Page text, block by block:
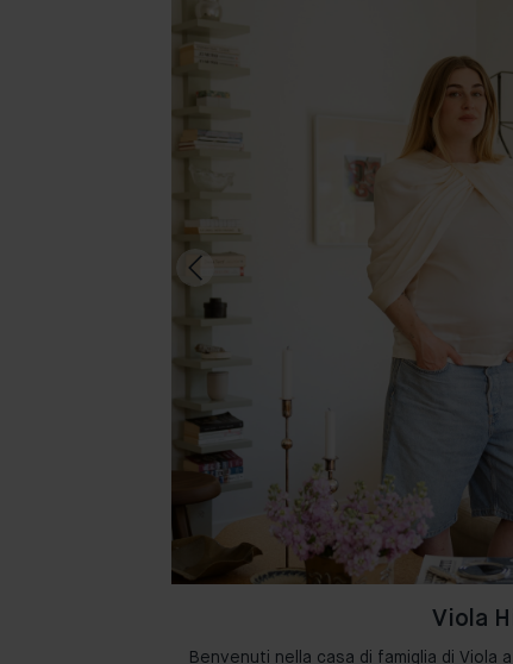
Viola
Benvenuti nella casa di famiglia di Viola